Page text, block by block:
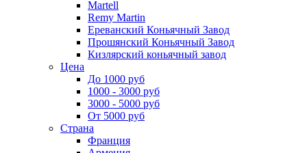
Martell
Remy Martin
Ереванский Коньячный Завод
Прошянский Коньячный Завод
Кизлярский коньячный завод
Цена
До 1000 руб
1000 - 3000 руб
3000 - 5000 руб
От 5000 руб
Страна
Франция